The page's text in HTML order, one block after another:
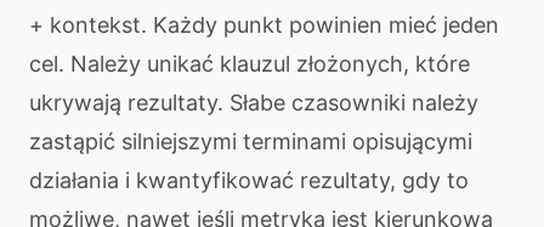
+ kontekst. Każdy punkt powinien mieć jeden
cel. Należy unikać klauzul złożonych, które
ukrywają rezultaty. Słabe czasowniki należy
zastąpić silniejszymi terminami opisującymi
działania i kwantyfikować rezultaty, gdy to
możliwe, nawet jeśli metryka jest kierunkowa